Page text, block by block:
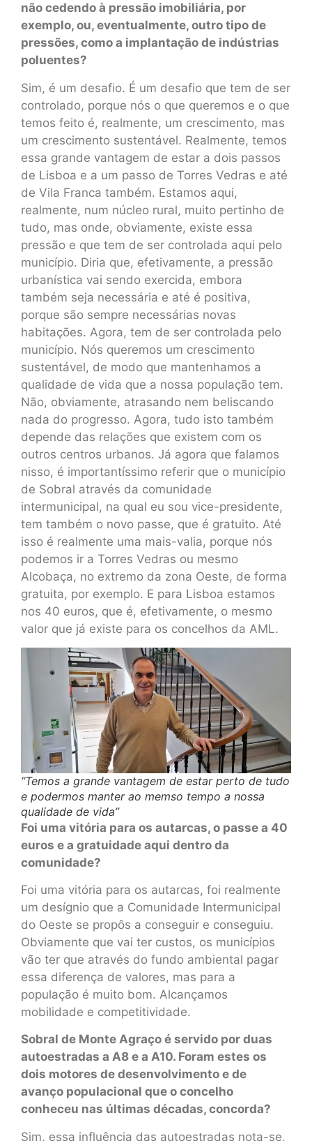
não cedendo à pressão imobiliária, por
exemplo, ou, eventualmente, outro tipo de
pressões, como a implantação de indústrias
poluentes?
Sim, é um desafio. É um desafio que tem de ser
controlado, porque nós o que queremos e o que
temos feito é, realmente, um crescimento, mas
um crescimento sustentável. Realmente, temos
essa grande vantagem de estar a dois passos
de Lisboa e a um passo de Torres Vedras e até
de Vila Franca também. Estamos aqui,
realmente, num núcleo rural, muito pertinho de
tudo, mas onde, obviamente, existe essa
pressão e que tem de ser controlada aqui pelo
município. Diria que, efetivamente, a pressão
urbanística vai sendo exercida, embora
também seja necessária e até é positiva,
porque são sempre necessárias novas
habitações. Agora, tem de ser controlada pelo
município. Nós queremos um crescimento
sustentável, de modo que mantenhamos a
qualidade de vida que a nossa população tem.
Não, obviamente, atrasando nem beliscando
nada do progresso. Agora, tudo isto também
depende das relações que existem com os
outros centros urbanos. Já agora que falamos
nisso, é importantíssimo referir que o município
de Sobral através da comunidade
intermunicipal, na qual eu sou vice-presidente,
tem também o novo passe, que é gratuito. Até
isso é realmente uma mais-valia, porque nós
podemos ir a Torres Vedras ou mesmo
Alcobaça, no extremo da zona Oeste, de forma
gratuita, por exemplo. E para Lisboa estamos
nos 40 euros, que é, efetivamente, o mesmo
valor que já existe para os concelhos da AML.
“Temos a grande vantagem de estar perto de tudo
e podermos manter ao memso tempo a nossa
qualidade de vida”
Foi uma vitória para os autarcas, o passe a 40
euros e a gratuidade aqui dentro da
comunidade?
Foi uma vitória para os autarcas, foi realmente
um desígnio que a Comunidade Intermunicipal
do Oeste se propôs a conseguir e conseguiu.
Obviamente que vai ter custos, os municípios
vão ter que através do fundo ambiental pagar
essa diferença de valores, mas para a
população é muito bom. Alcançamos
mobilidade e competitividade.
Sobral de Monte Agraço é servido por duas
autoestradas a A8 e a A10. Foram estes os
dois motores de desenvolvimento e de
avanço populacional que o concelho
conheceu nas últimas décadas, concorda?
Sim, essa influência das autoestradas nota-se,